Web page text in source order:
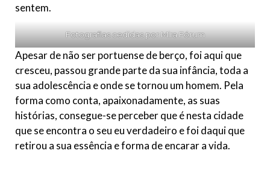
sentem.
Fotografias cedidas por Mira Fórum
Apesar de não ser portuense de berço, foi aqui que
cresceu, passou grande parte da sua infância, toda a
sua adolescência e onde se tornou um homem. Pela
forma como conta, apaixonadamente, as suas
histórias, consegue-se perceber que é nesta cidade
que se encontra o seu eu verdadeiro e foi daqui que
retirou a sua essência e forma de encarar a vida.